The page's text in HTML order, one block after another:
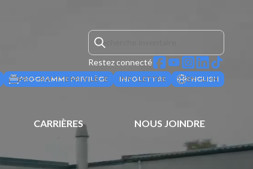
Restez connecté
PROGRAMME PRIVILÈGE INFOLETTRE ENGLISH
CARRIÈRES NOUS JOINDRE